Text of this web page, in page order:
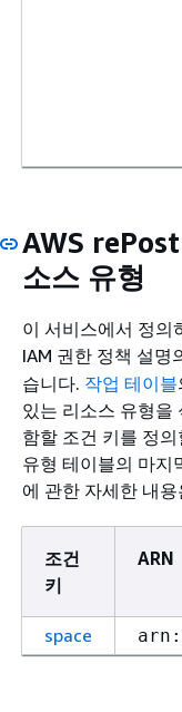
AWS
소스 유형
이 서비스에서 정의
IAM 권한 정책 설명
습니다. 작업 테이블
있는 리소스 유형을
함할 조건 키를 정
유형 테이블의 마지
에 관한 자세한 내용
조건
키
ARN
space